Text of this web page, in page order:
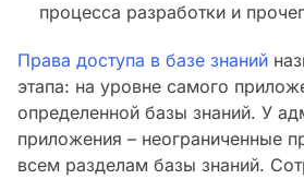
процесса разработки и
Права доступа в базе знаний
этапа: на уровне самого
определенной базы знаний. У
приложения – неограниченные
всем разделам базы знаний.